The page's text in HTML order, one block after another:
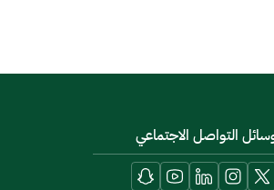
التواصل الاجتماعي